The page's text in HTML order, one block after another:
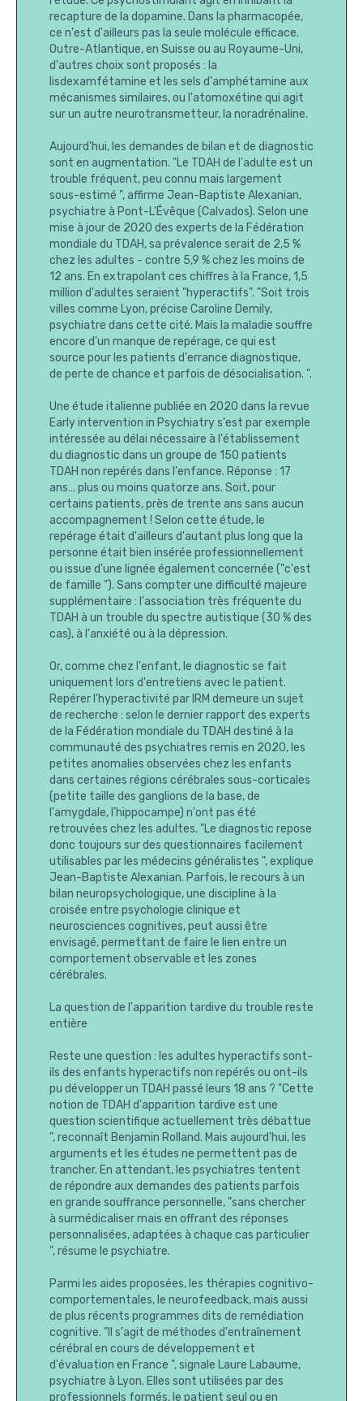
recapture de la dopamine. Dans la pharmacopée,
ce n'est d'ailleurs pas la seule molécule efficace.
Outre-Atlantique, en Suisse ou au Royaume-Uni,
d'autres choix sont proposés : la
lisdexamfétamine et les sels d'amphétamine aux
mécanismes similaires, ou l'atomoxétine qui agit
sur un autre neurotransmetteur, la noradrénaline.
Aujourd'hui, les demandes de bilan et de diagnostic
sont en augmentation. "Le TDAH de l'adulte est un
trouble fréquent, peu connu mais largement
sous-estimé ", affirme Jean-Baptiste Alexanian,
psychiatre à Pont-L'Évêque (Calvados). Selon une
mise à jour de 2020 des experts de la Fédération
mondiale du TDAH, sa prévalence serait de 2,5 %
chez les adultes - contre 5,9 % chez les moins de
12 ans. En extrapolant ces chiffres à la France, 1,5
million d'adultes seraient "hyperactifs". "Soit trois
villes comme Lyon, précise Caroline Demily,
psychiatre dans cette cité. Mais la maladie souffre
encore d'un manque de repérage, ce qui est
source pour les patients d'errance diagnostique,
de perte de chance et parfois de désocialisation. ".
Une étude italienne publiée en 2020 dans la revue
Early intervention in Psychiatry s'est par exemple
intéressée au délai nécessaire à l'établissement
du diagnostic dans un groupe de 150 patients
TDAH non repérés dans l'enfance. Réponse : 17
ans… plus ou moins quatorze ans. Soit, pour
certains patients, près de trente ans sans aucun
accompagnement ! Selon cette étude, le
repérage était d'ailleurs d'autant plus long que la
personne était bien insérée professionnellement
ou issue d'une lignée également concernée ("c'est
de famille "). Sans compter une difficulté majeure
supplémentaire : l'association très fréquente du
TDAH à un trouble du spectre autistique (30 % des
cas), à l'anxiété ou à la dépression.
Or, comme chez l'enfant, le diagnostic se fait
uniquement lors d'entretiens avec le patient.
Repérer l'hyperactivité par IRM demeure un sujet
de recherche : selon le dernier rapport des experts
de la Fédération mondiale du TDAH destiné à la
communauté des psychiatres remis en 2020, les
petites anomalies observées chez les enfants
dans certaines régions cérébrales sous-corticales
(petite taille des ganglions de la base, de
l'amygdale, l'hippocampe) n'ont pas été
retrouvées chez les adultes. "Le diagnostic repose
donc toujours sur des questionnaires facilement
utilisables par les médecins généralistes ", explique
Jean-Baptiste Alexanian. Parfois, le recours à un
bilan neuropsychologique, une discipline à la
croisée entre psychologie clinique et
neurosciences cognitives, peut aussi être
envisagé, permettant de faire le lien entre un
comportement observable et les zones
cérébrales.
La question de l'apparition tardive du trouble reste
entière
Reste une question : les adultes hyperactifs sont-
ils des enfants hyperactifs non repérés ou ont-ils
pu développer un TDAH passé leurs 18 ans ? "Cette
notion de TDAH d'apparition tardive est une
question scientifique actuellement très débattue
", reconnaît Benjamin Rolland. Mais aujourd'hui, les
arguments et les études ne permettent pas de
trancher. En attendant, les psychiatres tentent
de répondre aux demandes des patients parfois
en grande souffrance personnelle, "sans chercher
à surmédicaliser mais en offrant des réponses
personnalisées, adaptées à chaque cas particulier
", résume le psychiatre.
Parmi les aides proposées, les thérapies cognitivo-
comportementales, le neurofeedback, mais aussi
de plus récents programmes dits de remédiation
cognitive. "Il s'agit de méthodes d'entraînement
cérébral en cours de développement et
d'évaluation en France ", signale Laure Labaume,
psychiatre à Lyon. Elles sont utilisées par des
professionnels formés, le patient seul ou en